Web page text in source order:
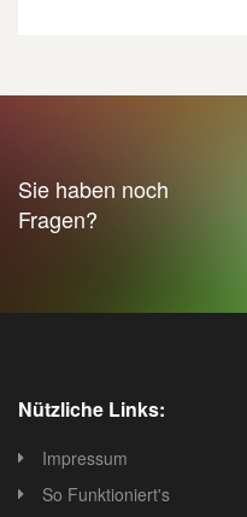
Sie haben noch
Fragen?
Nützliche Links:
Impressum
So Funktioniert's